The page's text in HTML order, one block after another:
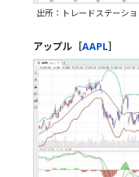
出所：トレードステーショ
アップル［AAPL］